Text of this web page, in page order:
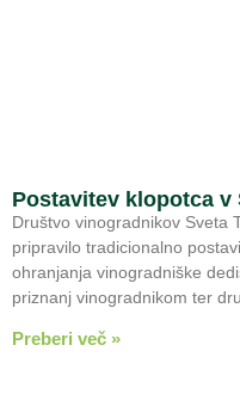
Postavitev klopotca v
Društvo vinogradnikov Sveta
pripravilo tradicionalno
ohranjanja vinogradniške
priznanj vinogradnikom ter
Preberi več »